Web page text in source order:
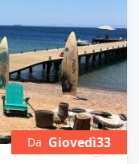
Da Giovedì33